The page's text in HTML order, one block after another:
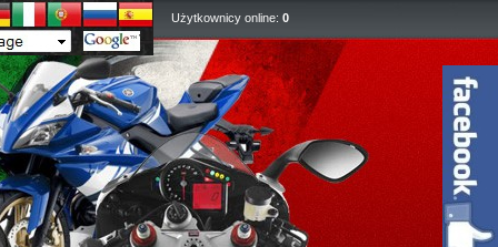
Użytkownicy online: 0